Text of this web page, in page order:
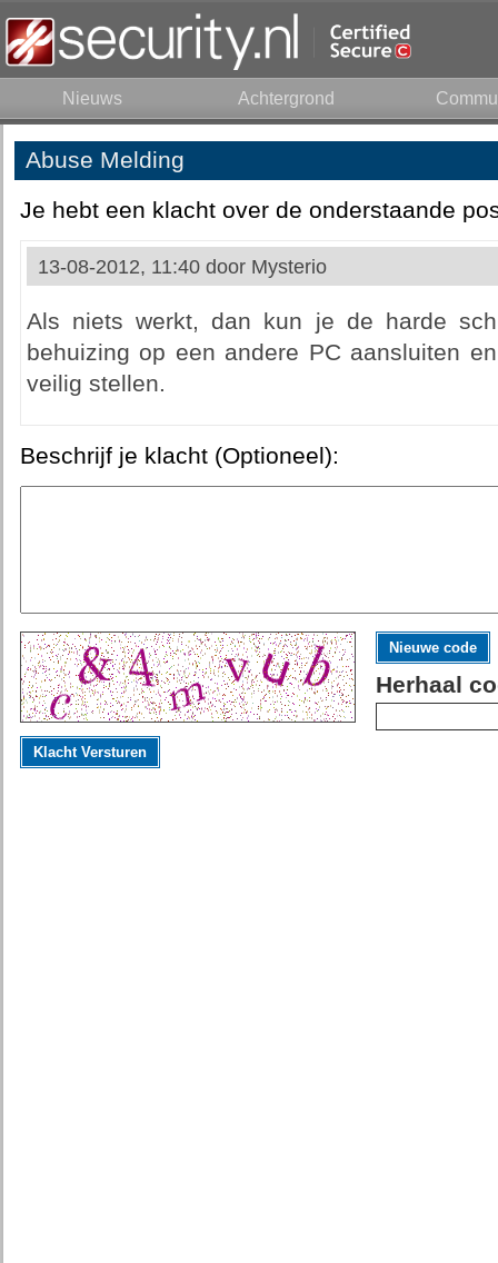
Nieuws Achtergrond
Abuse Melding
Je hebt een klacht over de onderstaande
13-08-2012, 11:40 door Mysterio
Als niets werkt, dan kun je de harde
behuizing op een andere PC aansluiten
veilig stellen.
Beschrijf je klacht (Optioneel):
Nieuwe code
Herhaal
Klacht Versturen